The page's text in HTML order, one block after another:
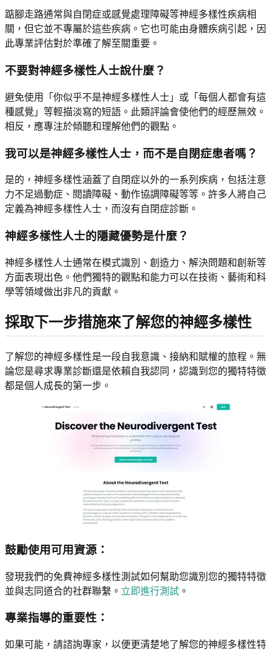
踮腳走路通常與自閉症或感覺處理障礙等神經多樣性疾病相
關，但它並不專屬於這些疾病。它也可能由身體疾病引起，因
此專業評估對於準確了解至關重要。
不要對神經多樣性人士說什麼？
避免使用「你似乎不是神經多樣性人士」或「每個人都會有這
種感覺」等輕描淡寫的短語。此類評論會使他們的經歷無效。
相反，應專注於傾聽和理解他們的觀點。
我可以是神經多樣性人士，而不是自閉症患者嗎？
是的，神經多樣性涵蓋了自閉症以外的一系列疾病，包括注意
力不足過動症、閱讀障礙、動作協調障礙等等。許多人將自己
定義為神經多樣性人士，而沒有自閉症診斷。
神經多樣性人士的隱藏優勢是什麼？
神經多樣性人士通常在模式識別、創造力、解決問題和創新等
方面表現出色。他們獨特的觀點和能力可以在技術、藝術和科
學等領域做出非凡的貢獻。
採取下一步措施來了解您的神經多樣性
了解您的神經多樣性是一段自我意識、接納和賦權的旅程。無
論您是尋求專業診斷還是依賴自我認同，認識到您的獨特特徵
都是個人成長的第一步。
鼓勵使用可用資源：
發現我們的免費神經多樣性測試如何幫助您識別您的獨特特徵
並與志同道合的社群聯繫。 立即進行測試 。
專業指導的重要性：
如果可能，請諮詢專家，以便更清楚地了解您的神經多樣性特